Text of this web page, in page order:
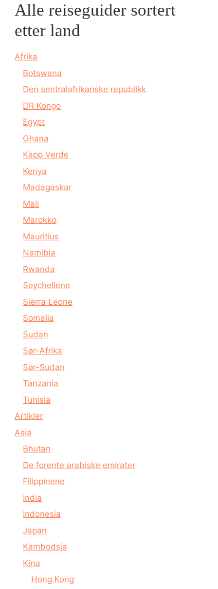
Alle reiseguider sortert
etter land
Afrika
Botswana
Den sentralafrikanske republikk
DR Kongo
Egypt
Ghana
Kapp Verde
Kenya
Madagaskar
Mali
Marokko
Mauritius
Namibia
Rwanda
Seychellene
Sierra Leone
Somalia
Sudan
Sør-Afrika
Sør-Sudan
Tanzania
Tunisia
Artikler
Asia
Bhutan
De forente arabiske emirater
Filippinene
India
Indonesia
Japan
Kambodsja
Kina
Hong Kong